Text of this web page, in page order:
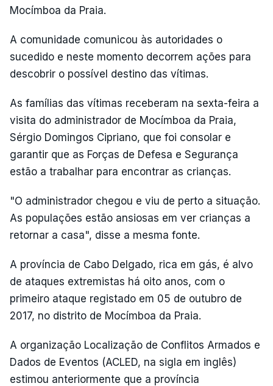
Mocímboa da Praia.
A comunidade comunicou às autoridades o
sucedido e neste momento decorrem ações para
descobrir o possível destino das vítimas.
As famílias das vítimas receberam na sexta-feira a
visita do administrador de Mocímboa da Praia,
Sérgio Domingos Cipriano, que foi consolar e
garantir que as Forças de Defesa e Segurança
estão a trabalhar para encontrar as crianças.
"O administrador chegou e viu de perto a situação.
As populações estão ansiosas em ver crianças a
retornar a casa", disse a mesma fonte.
A província de Cabo Delgado, rica em gás, é alvo
de ataques extremistas há oito anos, com o
primeiro ataque registado em 05 de outubro de
2017, no distrito de Mocímboa da Praia.
A organização Localização de Conflitos Armados e
Dados de Eventos (ACLED, na sigla em inglês)
estimou anteriormente que a província